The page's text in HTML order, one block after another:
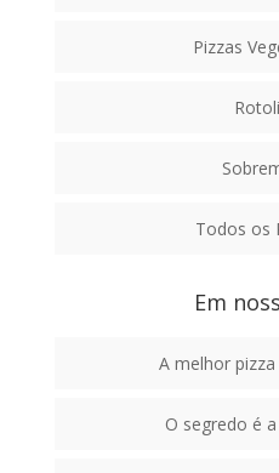
Pizzas
Todos os
Em
A melhor
O segredo é